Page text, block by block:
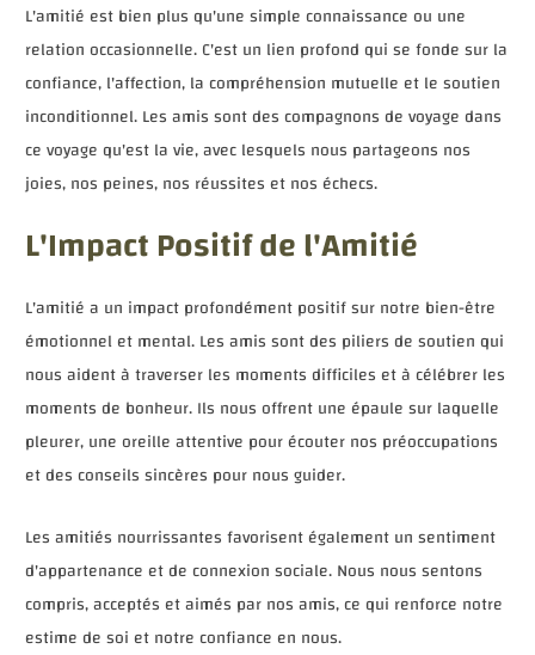
L'amitié est bien plus qu'une simple connaissance ou une
relation occasionnelle. C'est un lien profond qui se fonde sur la
confiance, l'affection, la compréhension mutuelle et le soutien
inconditionnel. Les amis sont des compagnons de voyage dans
ce voyage qu'est la vie, avec lesquels nous partageons nos
joies, nos peines, nos réussites et nos échecs.
L'Impact Positif de l'Amitié
L'amitié a un impact profondément positif sur notre bien-être
émotionnel et mental. Les amis sont des piliers de soutien qui
nous aident à traverser les moments difficiles et à célébrer les
moments de bonheur. Ils nous offrent une épaule sur laquelle
pleurer, une oreille attentive pour écouter nos préoccupations
et des conseils sincères pour nous guider.
Les amitiés nourrissantes favorisent également un sentiment
d'appartenance et de connexion sociale. Nous nous sentons
compris, acceptés et aimés par nos amis, ce qui renforce notre
estime de soi et notre confiance en nous.